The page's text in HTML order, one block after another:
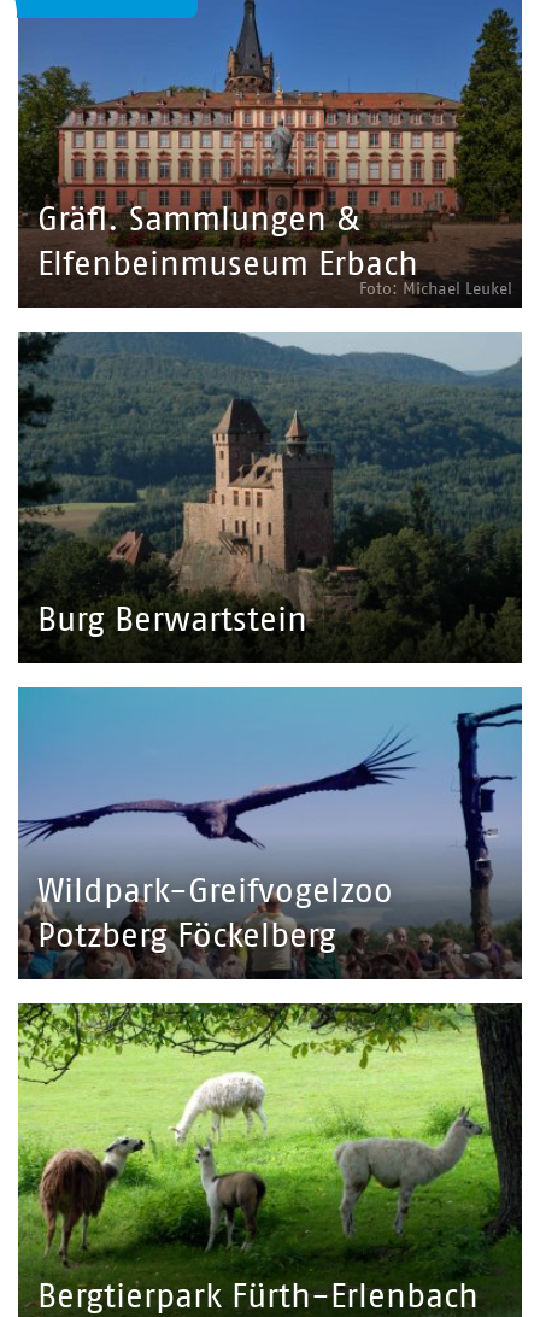
Gräfl. Sammlungen &
Elfenbeinmuseum Erbach
Foto: Michael Leukel
Burg Berwartstein
Wildpark-Greifvogelzoo
Potzberg Föckelberg
Bergtierpark Fürth-Erlenbach